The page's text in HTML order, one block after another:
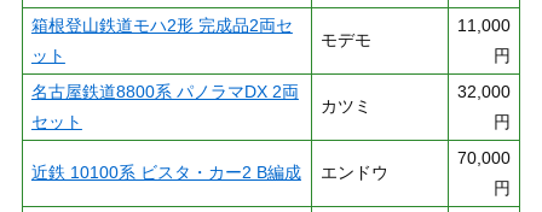
箱根登山鉄道モハ2形 完成品2両セ
ット
モデモ
11,000
円
名古屋鉄道8800系 パノラマDX 2両
セット
カツミ
32,000
円
近鉄 10100系 ビスタ・カー2 B編成 エンドウ
70,000
円